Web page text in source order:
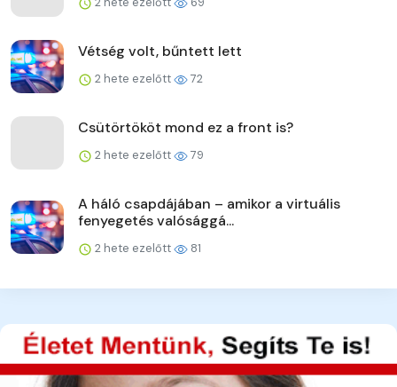
Vétség volt, bűntett lett
2 hete ezelőtt 72
Csütörtököt mond ez a front is?
2 hete ezelőtt 79
A háló csapdájában – amikor a virtuális
fenyegetés valósággá...
2 hete ezelőtt 81